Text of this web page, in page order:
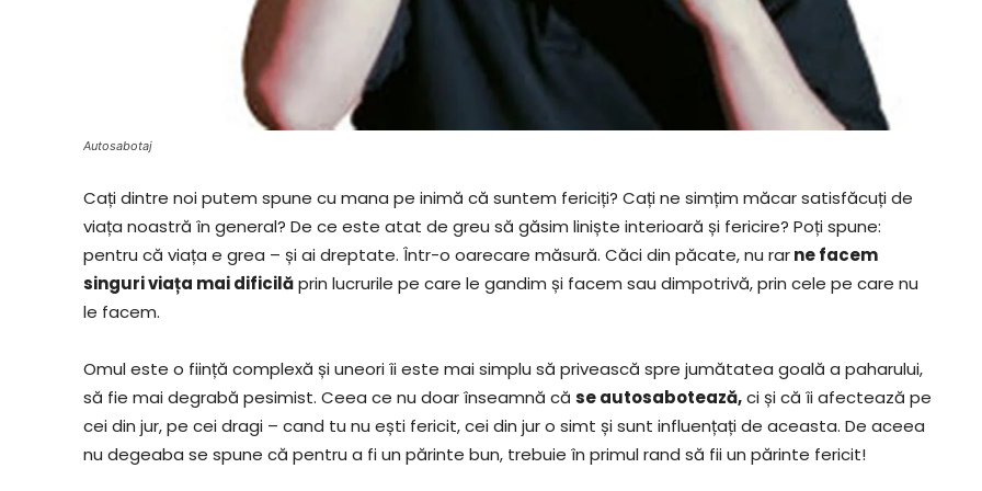
Autosabotaj
Cați dintre noi putem spune cu mana pe inimă că suntem fericiți? Cați ne simțim măcar satisfăcuți de
viața noastră în general? De ce este atat de greu să găsim liniște interioară și fericire? Poți spune:
pentru că viața e grea – și ai dreptate. Într-o oarecare măsură. Căci din păcate, nu rarne facem
singuri viața mai dificilăprin lucrurile pe care le gandim și facem sau dimpotrivă, prin cele pe care nu
le facem.
Omul este o ființă complexă și uneori îi este mai simplu să privească spre jumătatea goală a paharului,
să fie mai degrabă pesimist. Ceea ce nu doar înseamnă că se autosabotează,ci și că îi afectează pe
cei din jur, pe cei dragi – cand tu nu ești fericit, cei din jur o simt și sunt influențați de aceasta. De aceea
nu degeaba se spune că pentru a fi un părinte bun, trebuie în primul rand să fii un părinte fericit!